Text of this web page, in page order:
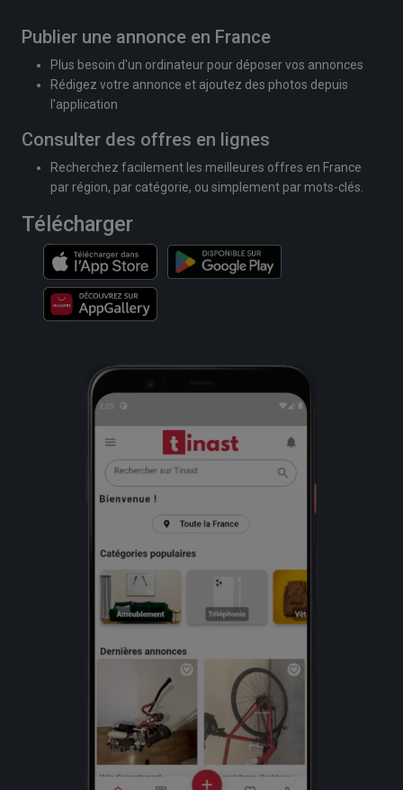
Publier une annonce en France
Plus besoin d'un ordinateur pour déposer vos annonces
Rédigez votre annonce et ajoutez des photos depuis
l'application
Consulter des offres en lignes
Recherchez facilement les meilleures offres en France
par région, par catégorie, ou simplement par mots-clés.
Télécharger